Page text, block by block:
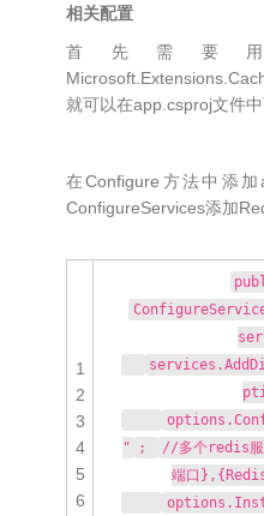
相关配置
首先需要用
就可以在app.csproj文件中
在Configure方法中添加
ConfigureServices添加
1
2
3
4
5
6
"
;
//多个redis
端口